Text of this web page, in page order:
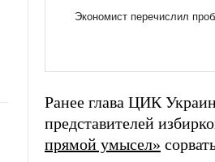
Ранее глава ЦИК
представителей
прямой умысел»